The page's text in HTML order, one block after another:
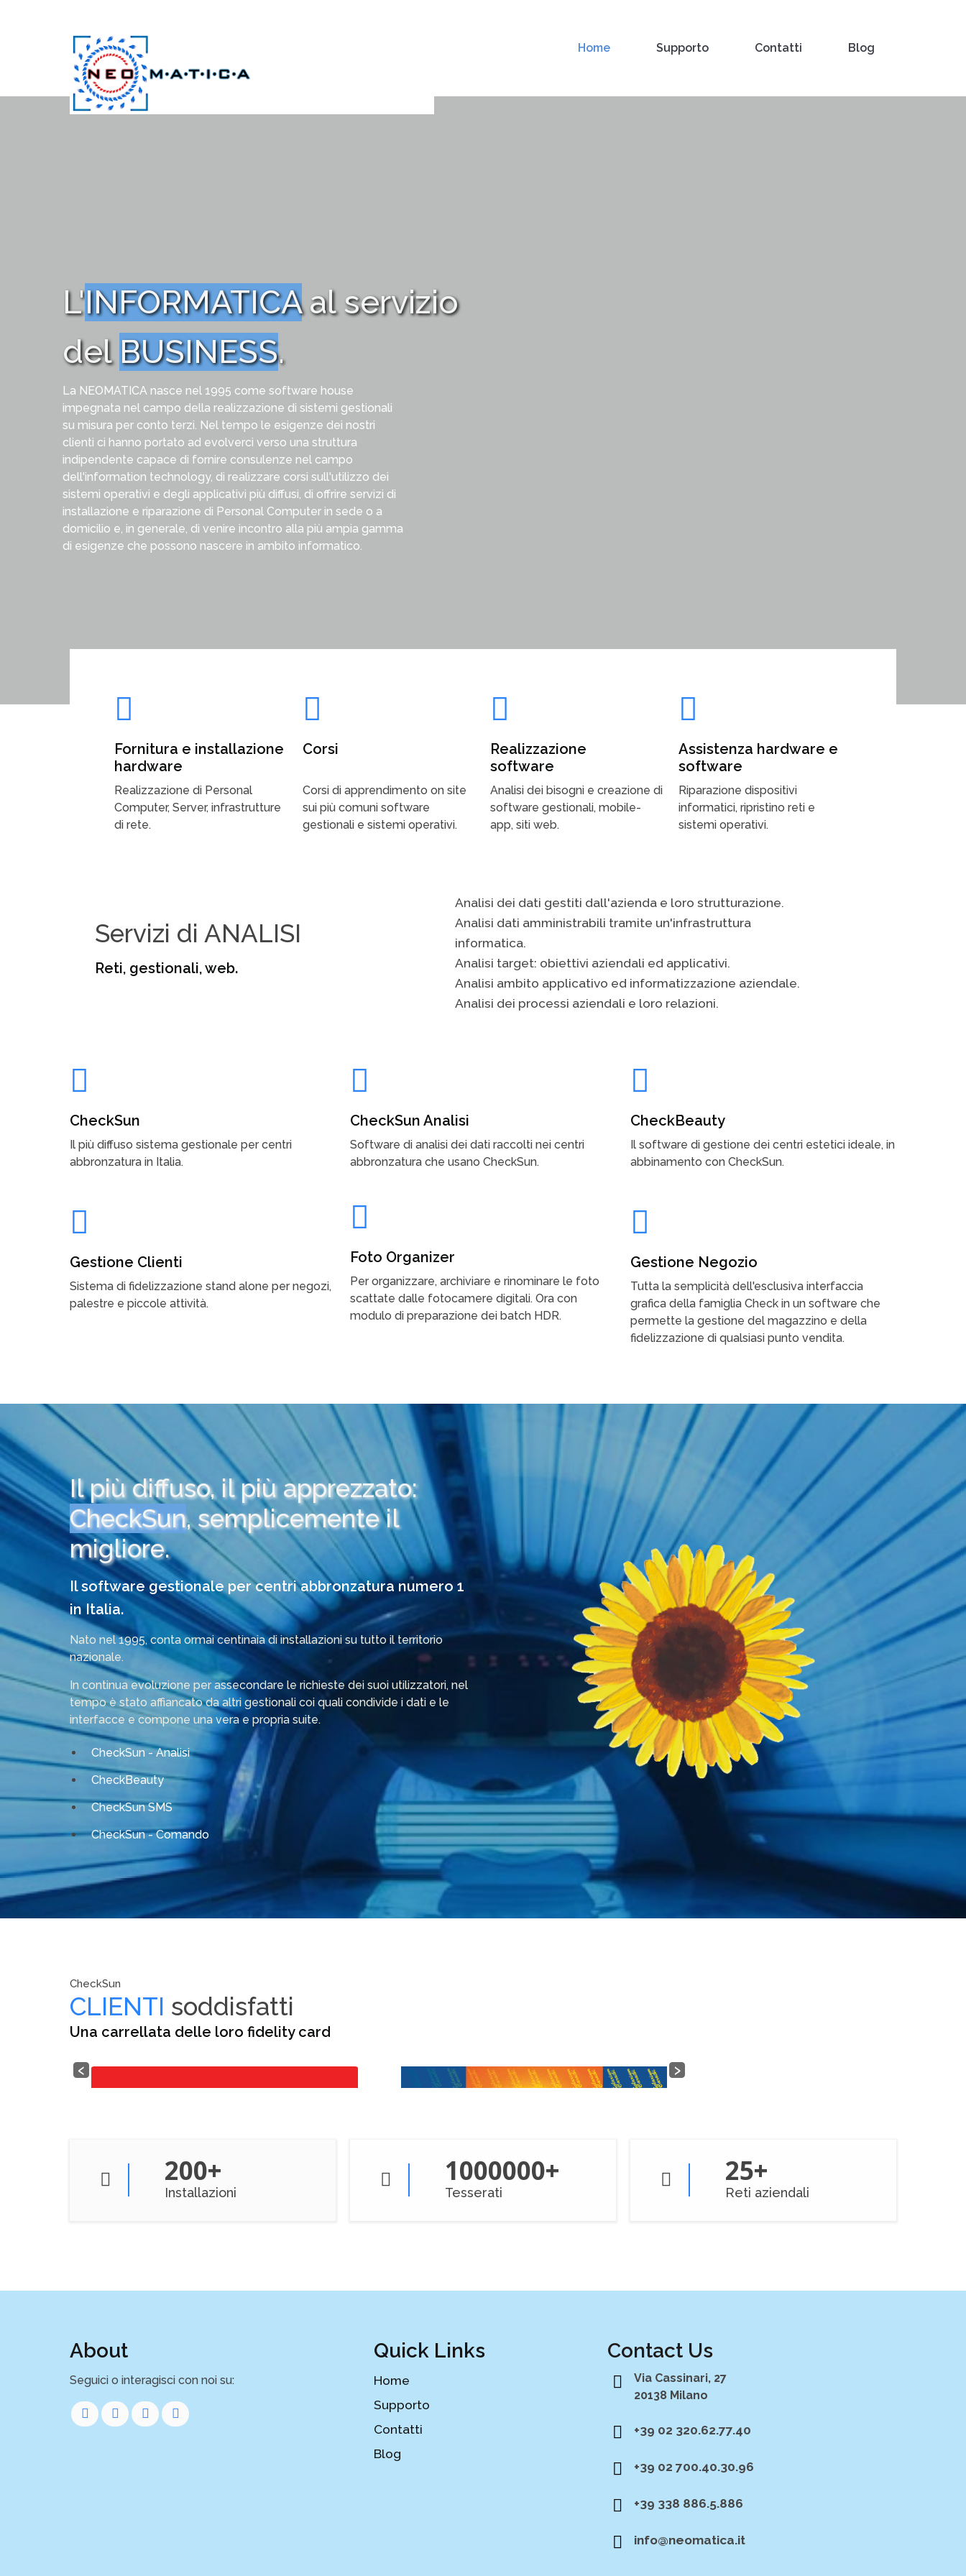
Home Supporto Contatti Blog
L'INFORMATICAal servizio
delBUSINESS.
La NEOMATICA nasce nel 1995 come software house
impegnata nel campo della realizzazione di sistemi gestionali
su misura per conto terzi. Nel tempo le esigenze dei nostri
clienti ci hanno portato ad evolverci verso una struttura
indipendente capace di fornire consulenze nel campo
dell'information technology, di realizzare corsi sull'utilizzo dei
sistemi operativi e degli applicativi più diffusi, di offrire servizi di
installazione e riparazione di Personal Computer in sede o a
domicilio e, in generale, di venire incontro alla più ampia gamma
di esigenze che possono nascere in ambito informatico.
Fornitura e installazione
hardware
Realizzazione di Personal
Computer, Server, infrastrutture
di rete.
Corsi
Corsi di apprendimento on site
sui più comuni software
gestionali e sistemi operativi.
Realizzazione
software
Analisi dei bisogni e creazione di
software gestionali, mobile-
app, siti web.
Assistenza hardware e
software
Riparazione dispositivi
informatici, ripristino reti e
sistemi operativi.
Servizi di ANALISI
Reti, gestionali, web.
Analisi dei dati gestiti dall'azienda e loro strutturazione.
Analisi dati amministrabili tramite un'infrastruttura
informatica.
Analisi target: obiettivi aziendali ed applicativi.
Analisi ambito applicativo ed informatizzazione aziendale.
Analisi dei processi aziendali e loro relazioni.
CheckSun
Il più diffuso sistema gestionale per centri
abbronzatura in Italia.
Gestione Clienti
Sistema di fidelizzazione stand alone per negozi,
palestre e piccole attività.
CheckSun Analisi
Software di analisi dei dati raccolti nei centri
abbronzatura che usano CheckSun.
Foto Organizer
Per organizzare, archiviare e rinominare le foto
scattate dalle fotocamere digitali. Ora con
modulo di preparazione dei batch HDR.
CheckBeauty
Il software di gestione dei centri estetici ideale, in
abbinamento con CheckSun.
Gestione Negozio
Tutta la semplicità dell'esclusiva interfaccia
grafica della famiglia Check in un software che
permette la gestione del magazzino e della
fidelizzazione di qualsiasi punto vendita.
Il più diffuso, il più apprezzato:
CheckSun, semplicemente il
migliore.
Il software gestionale per centri abbronzatura numero 1
in Italia.
Nato nel 1995, conta ormai centinaia di installazioni su tutto il territorio
nazionale.
In continua evoluzione per assecondare le richieste dei suoi utilizzatori, nel
tempo è stato affiancato da altri gestionali coi quali condivide i dati e le
interfacce e compone una vera e propria suite.
CheckSun - Analisi
CheckBeauty
CheckSun SMS
CheckSun - Comando
CheckSun
CLIENTI soddisfatti
Una carrellata delle loro fidelity card
‹ ›
200+
Installazioni
1000000+
Tesserati
25+
Reti aziendali
About
Seguici o interagisci con noi su:
Quick Links
Home
Supporto
Contatti
Blog
Contact Us
Via Cassinari, 27
20138 Milano
+39 02 320.62.77.40
+39 02 700.40.30.96
+39 338 886.5.886
info@neomatica.it